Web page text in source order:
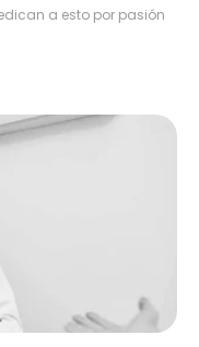
a esto por pasión